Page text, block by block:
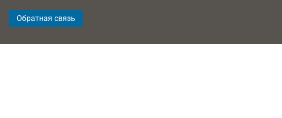
Обратная связь